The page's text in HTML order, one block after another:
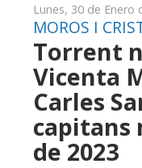
Lunes, 30 de Enero
MOROS I
Torrent
Vicenta
Carles
capitans
de 2023